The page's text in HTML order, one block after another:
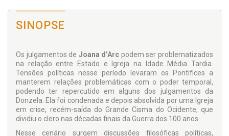
SINOPSE
Os julgamentos de Joana d’Arc podem ser problematizados
na relação entre Estado e Igreja na Idade Média Tardia.
Tensões políticas nesse período levaram os Pontífices a
manterem relações problemáticas com o poder temporal,
podendo ter repercutido em alguns dos julgamentos da
Donzela. Ela foi condenada e depois absolvida por uma Igreja
em crise, recém-saída do Grande Cisma do Ocidente, que
dividiu o clero nas décadas finais da Guerra dos 100 anos.
Nesse cenário surgem discussões filosóficas políticas,